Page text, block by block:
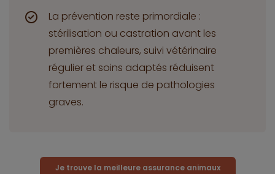
La prévention reste primordiale :
stérilisation ou castration avant les
premières chaleurs, suivi vétérinaire
régulier et soins adaptés réduisent
fortement le risque de pathologies
graves.
Je trouve la meilleure assurance animaux